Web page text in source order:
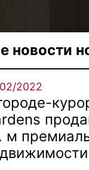
новости
2022
м